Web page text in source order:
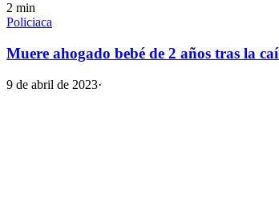
2 min
Policiaca
Muere ahogado bebé de 2 años tras la
9 de abril de 2023·